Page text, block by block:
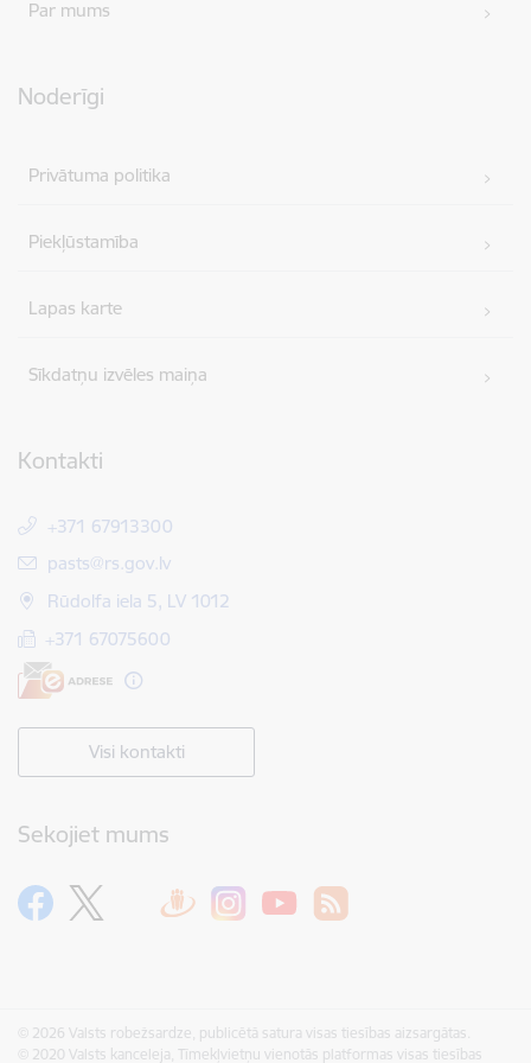
Par mums
Noderīgi
Privātuma politika
Piekļūstamība
Lapas karte
Sīkdatņu izvēles maiņa
Kontakti
+371 67913300
E-pasts:
pasts@rs.gov.lv
Rūdolfa iela 5, LV 1012
+371 67075600
Visi kontakti
Sekojiet mums
© 2026 Valsts robežsardze, publicētā satura visas tiesības aizsargātas.
© 2020 Valsts kanceleja, Tīmekļvietņu vienotās platformas visas tiesības